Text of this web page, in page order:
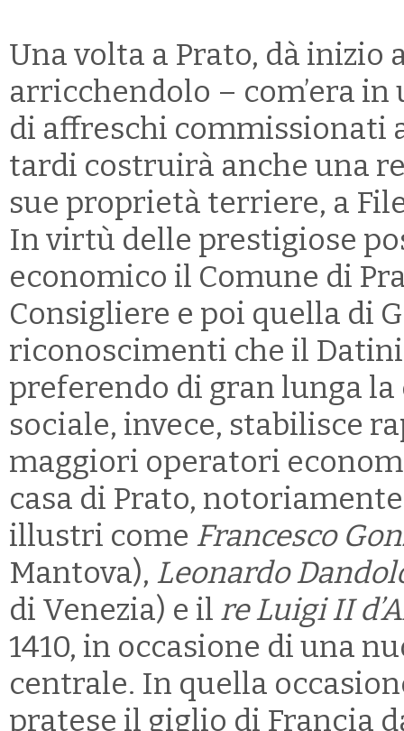
Una volta a Prato, dà inizio
arricchendolo – com’era
di affreschi commissionati
tardi costruirà anche una
sue proprietà terriere, a
In virtù delle prestigiose
economico il Comune di
Consigliere e poi quella di
riconoscimenti che il
preferendo di gran lunga
sociale, invece, stabilisce
maggiori operatori
casa di Prato,
illustri come Francesco
Mantova), Leonardo
di Venezia) e il re Luigi II
1410, in occasione di una
centrale. In quella
pratese il giglio di Francia